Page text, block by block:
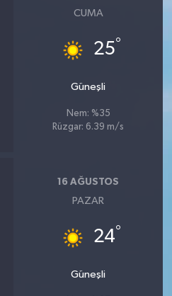
CUMA
25°
Güneşli
Nem: %35
Rüzgar: 6.39 m/s
16 AĞUSTOS
PAZAR
24°
Güneşli